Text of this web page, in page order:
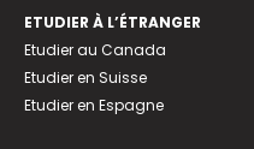
ETUDIER À L’ÉTRANGER
Etudier au Canada
Etudier en Suisse
Etudier en Espagne